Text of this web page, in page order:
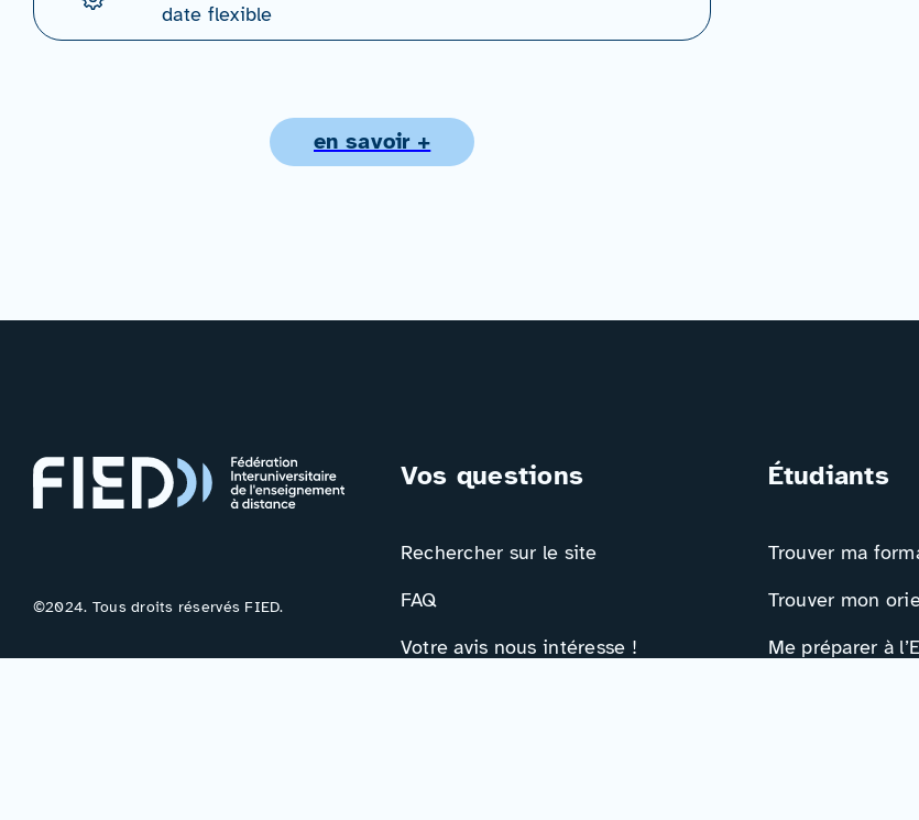
date flexible
en savoir +
©2024. Tous droits réservés FIED.
Vos questions
Rechercher sur le site
FAQ
Votre avis nous intéresse !
Étudiants
Trouver ma
Trouver mon
Me préparer à